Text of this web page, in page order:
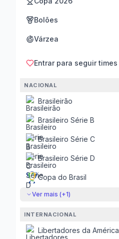
Bolões
Várzea
Entrar para seguir times
NACIONAL
Brasileirão
Brasileiro Série B
Brasileiro Série C
Brasileiro Série D
Copa do Brasil
Ver mais (+1)
INTERNACIONAL
Libertadores da América